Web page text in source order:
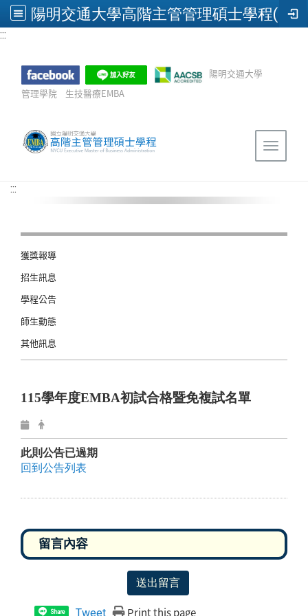
陽明交通大學高階主管管理碩士學程(EMBA)
:::
陽明交通大學
管理學院
生技醫療EMBA
Toggle
:::
獲獎報導
招生訊息
學程公告
師生動態
其他訊息
115學年度EMBA初試合格暨免複試名單
此則公告已過期
回到公告列表
送出留言
Share Tweet Print this page